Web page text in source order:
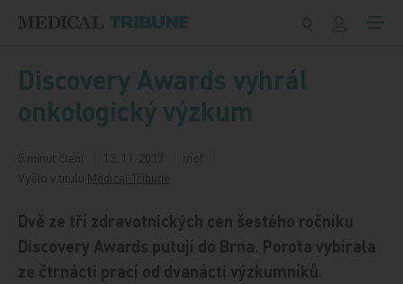
Discovery Awards vyhrál
onkologický výzkum
5 minut čtení 13. 11. 2017
mof
Vyšlo v titulu Medical Tribune
Dvě ze tří zdravotnických cen šestého ročníku
Discovery Awards putují do Brna. Porota vybírala
ze čtrnácti prací od dvanácti výzkumníků.